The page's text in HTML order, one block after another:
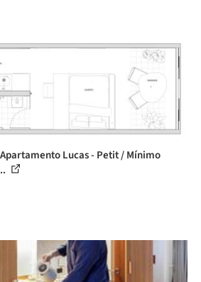
Lucas - Petit / Mínimo